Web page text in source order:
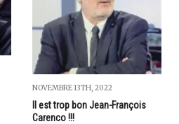
NOVEMBRE 13TH, 2022
Il est trop bon Jean-François
Carenco !!!